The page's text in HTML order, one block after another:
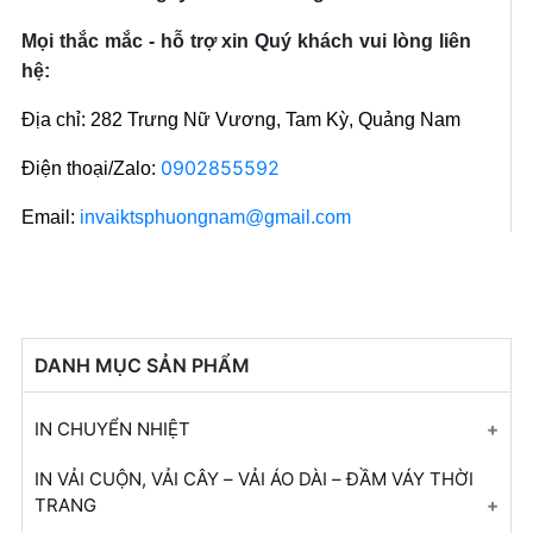
Mọi thắc mắc - hỗ trợ xin Quý khách vui lòng liên
hệ:
Địa chỉ: 282 Trưng Nữ Vương, Tam Kỳ, Quảng Nam
Điện thoại/Zalo: 0902855592
Email: invaiktsphuongnam@gmail.com
DANH MỤC SẢN PHẨM
IN CHUYỂN NHIỆT
In Chuyển Nhiệt
In Chuyển Nhiệt
IN VẢI CUỘN, VẢI CÂY – VẢI ÁO DÀI – ĐẦM VÁY THỜI
TRANG